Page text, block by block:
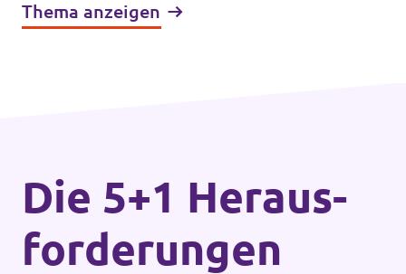
Thema anzeigen
Die 5+1 Heraus­
forderungen